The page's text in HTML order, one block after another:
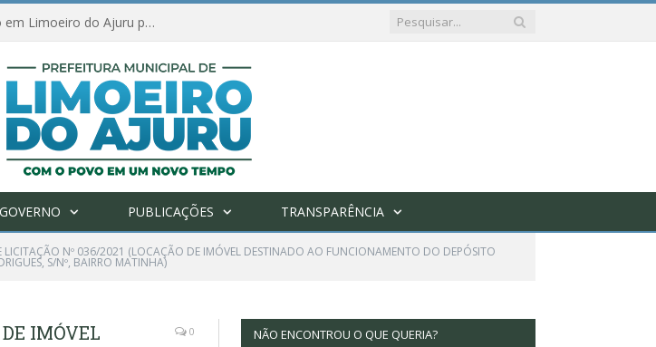
Ações de combate à Covid-19 na região ribeirinha de Limoeiro do Ajuru continuam
PUBLICAÇÕES TRANSPARÊNCIA
LICITAÇÃO Nº 036/2021 (LOCAÇÃO DE IMÓVEL DESTINADO AO FUNCIONAMENTO DO DEPÓSITO
S/Nº, BAIRRO MATINHA)
IMÓVEL
0 NÃO ENCONTROU O QUE QUERIA?